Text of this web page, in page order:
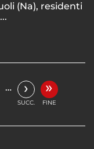
(Na), residenti
… ›
SUCC.
»
FINE